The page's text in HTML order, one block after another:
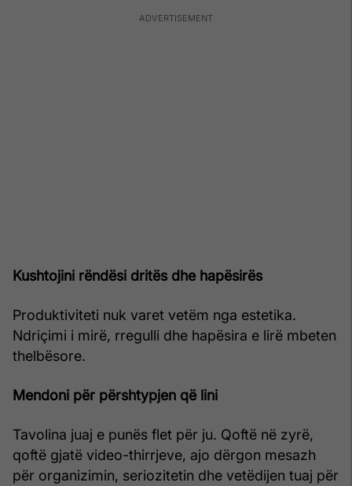
Kushtojini rëndësi dritës dhe hapësirës
Produktiviteti nuk varet vetëm nga estetika.
Ndriçimi i mirë, rregulli dhe hapësira e lirë mbeten
thelbësore.
Mendoni për përshtypjen që lini
Tavolina juaj e punës flet për ju. Qoftë në zyrë,
qoftë gjatë video-thirrjeve, ajo dërgon mesazh
për organizimin, seriozitetin dhe vetëdijen tuaj për